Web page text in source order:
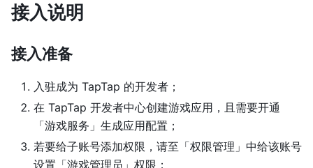
接入说明
接入准备
入驻成为 TapTap 的开发者；
在 TapTap 开发者中心创建游戏应用，且需要开通
「游戏服务」生成应用配置；
若要给子账号添加权限，请至「权限管理」中给该账号
设置「游戏管理员」权限；